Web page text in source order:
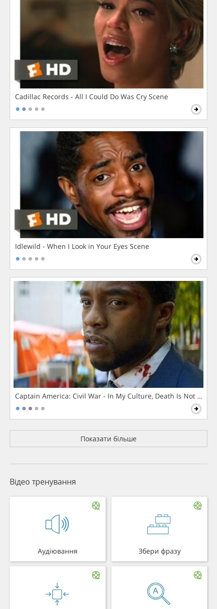
Cadillac Records - All I Could Do Was Cry Scene
Idlewild - When I Look in Your Eyes Scene
Captain America: Civil War - In My Culture, Death Is Not The
Показати більше
Відео тренування
Аудіювання Збери фразу